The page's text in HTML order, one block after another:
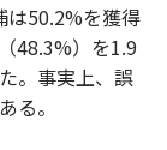
は50.2%を獲得
48.3%）を1.9
。事実上、誤
る。